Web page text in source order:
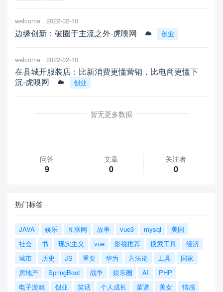
welcome 2022-02-10
边缘创新：破圈于主流之外-虎嗅网 创业
welcome 2022-02-10
在县城开服装店：比新消费更懂营销，比电商更懂下
沉-虎嗅网
创业
暂无更多数据
问答
9
文章
0
关注者
0
热门标签
JAVA 娱乐 互联网 故事 vue3 mysql
美国
社会
书 现实主义 vue 影视推荐 搜索工具
经济
城市
历史 JS 重要 华为 方法论 工具
国家
房地产
SpringBoot 战争 娱乐圈 AI
PHP
电子游戏
创业 笑话 个人成长 菜谱 美女
情感